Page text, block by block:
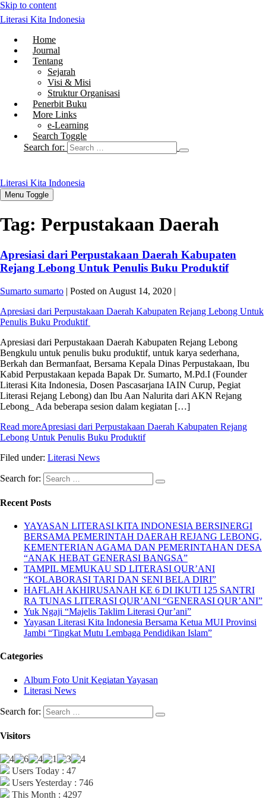
Skip to content
Literasi Kita Indonesia
Home
Journal
Tentang
Sejarah
Visi & Misi
Struktur Organisasi
Penerbit Buku
More Links
e-Learning
Search Toggle
Search for:
Literasi Kita Indonesia
Menu Toggle
Tag: Perpustakaan Daerah
Apresiasi dari Perpustakaan Daerah Kabupaten
Rejang Lebong Untuk Penulis Buku Produktif
Sumarto sumarto | Posted on August 14, 2020 |
Apresiasi dari Perpustakaan Daerah Kabupaten Rejang Lebong Untuk
Penulis Buku Produktif
Apresiasi dari Perpustakaan Daerah Kabupaten Rejang Lebong
Bengkulu untuk penulis buku produktif, untuk karya sederhana,
Berkah dan Bermanfaat, Bersama Kepala Dinas Perpustakaan, Ibu
Kabid Perpustakaan kepada Bapak Dr. Sumarto, M.Pd.I (Founder
Literasi Kita Indonesia, Dosen Pascasarjana IAIN Curup, Pegiat
Literasi Rejang Lebong) dan Ibu Aan Nalurita dari AKN Rejang
Lebong_ Ada beberapa sesion dalam kegiatan […]
Read moreApresiasi dari Perpustakaan Daerah Kabupaten Rejang
Lebong Untuk Penulis Buku Produktif
Filed under: Literasi News
Search for:
Recent Posts
YAYASAN LITERASI KITA INDONESIA BERSINERGI
BERSAMA PEMERINTAH DAERAH REJANG LEBONG,
KEMENTERIAN AGAMA DAN PEMERINTAHAN DESA
“ANAK HEBAT GENERASI BANGSA”
TAMPIL MEMUKAU SD LITERASI QUR’ANI
“KOLABORASI TARI DAN SENI BELA DIRI”
HAFLAH AKHIRUSANAH KE 6 DI IKUTI 125 SANTRI
RA TUNAS LITERASI QUR’ANI “GENERASI QUR’ANI”
Yuk Ngaji “Majelis Taklim Literasi Qur’ani”
Yayasan Literasi Kita Indonesia Bersama Ketua MUI Provinsi
Jambi “Tingkat Mutu Lembaga Pendidikan Islam”
Categories
Album Foto Unit Kegiatan Yayasan
Literasi News
Search for:
Visitors
Users Today : 47
Users Yesterday : 746
This Month : 4297